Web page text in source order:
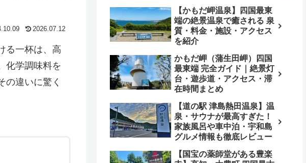
2026.07.12
る一杯は、高
化学調味料を
の違いに驚く
【かもだ岬温泉】四国最東
端の絶景温泉で癒される 泉
質・料金・施設・アクセス
を紹介
かもだ岬（蒲生田岬）四国
最東端 完全ガイド｜絶景灯
台・遊歩道・アクセス・滞
在時間まとめ
【道の駅 津島熱田温泉】温
泉・サウナが最高すぎた！
家族風呂や車中泊・宇和島
グルメ情報も徹底レビュー
【国宝の薬師堂がある豊楽